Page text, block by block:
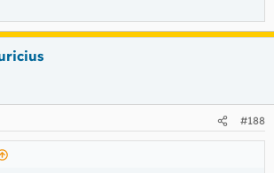
#188